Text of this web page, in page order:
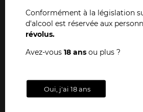
Cette collection extraordinaire est
internet et également dans nos
Conformément à la législation
d'alcool est réservée aux
révolus.
Avez-vous 18 ans ou plus ?
Oui, j'ai 18 ans